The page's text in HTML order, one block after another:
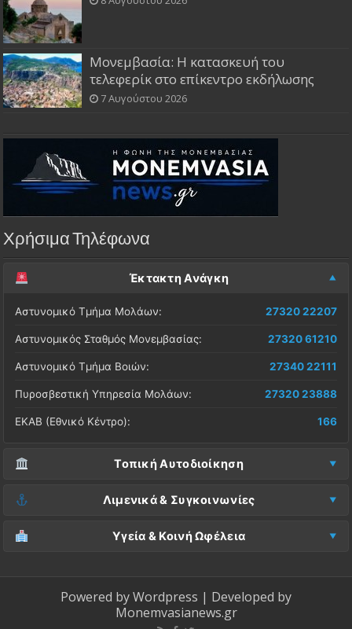
Μονεμβασία: Η κατασκευή του
τελεφερίκ στο επίκεντρο εκδήλωσης
7 Αυγούστου 2026
Χρήσιμα Τηλέφωνα
Έκτακτη Ανάγκη
Αστυνομικό Τμήμα Μολάων: 27320 22207
Αστυνομικός Σταθμός Μονεμβασίας: 27320 61210
Αστυνομικό Τμήμα Βοιών: 27340 22111
Πυροσβεστική Υπηρεσία Μολάων: 27320 23888
ΕΚΑΒ (Εθνικό Κέντρο): 166
Τοπική Αυτοδιοίκηση
Δήμος Μονεμβασίας (Έδρα):
ΚΕΠ Βοιών: 27340 24087
Λιμενικά & Συγκοινωνίες
Λιμεναρχείο Μονεμβασίας:
ΚΤΕΛ Λακωνίας (Σταθμός Μονεμβασίας):
Υγεία & Κοινή Ωφέλεια
Κέντρο Υγείας Νεάπολης: 27340 22500
Βλάβες ΔΕΔΔΗΕ (Ρεύμα):
Powered byWordpress | Developed by
Monemvasianews.gr